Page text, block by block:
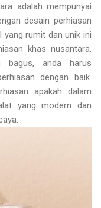
adalah mempunyai
desain perhiasan
yang rumit dan unik ini
khas nusantara.
bagus, anda harus
dengan baik.
apakah dalam
yang modern dan